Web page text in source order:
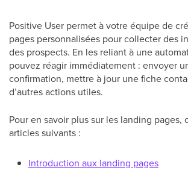
Positive User permet à votre équipe de
pages personnalisées pour collecter des
des prospects. En les reliant à une
pouvez réagir immédiatement : envoyer
confirmation, mettre à jour une fiche
d’autres actions utiles.
Pour en savoir plus sur les landing pages,
articles suivants :
Introduction aux landing pages